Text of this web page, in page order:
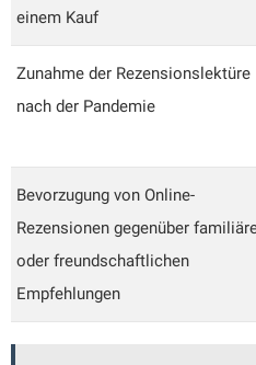
einem Kauf
Zunahme der Rezensionslektüre
nach der Pandemie
Bevorzugung von Online-
Rezensionen gegenüber
oder freundschaftlichen
Empfehlungen